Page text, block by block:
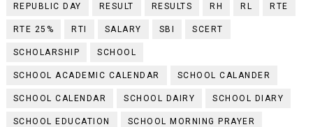
REPUBLIC DAY RESULT RESULTS RH RL RTE
RTE 25% RTI SALARY SBI SCERT
SCHOLARSHIP SCHOOL
SCHOOL ACADEMIC CALENDAR SCHOOL CALANDER
SCHOOL CALENDAR SCHOOL DAIRY SCHOOL DIARY
SCHOOL EDUCATION SCHOOL MORNING PRAYER